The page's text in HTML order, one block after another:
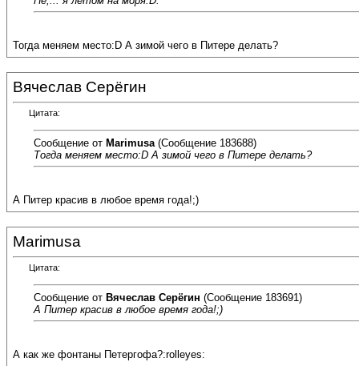
Тогда меняем место:D А зимой чего в Питере делать?
Вячеслав Серёгин
Цитата:
Сообщение от Marimusa (Сообщение 183688)
Тогда меняем место:D А зимой чего в Питере делать?
А Питер красив в любое время года!;)
Marimusa
Цитата:
Сообщение от Вячеслав Серёгин (Сообщение 183691)
А Питер красив в любое время года!;)
А как же фонтаны Петергофа?:rolleyes: